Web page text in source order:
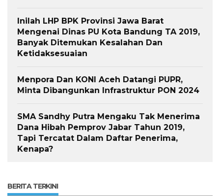
Inilah LHP BPK Provinsi Jawa Barat
Mengenai Dinas PU Kota Bandung TA 2019,
Banyak Ditemukan Kesalahan Dan
Ketidaksesuaian
Menpora Dan KONI Aceh Datangi PUPR,
Minta Dibangunkan Infrastruktur PON 2024
SMA Sandhy Putra Mengaku Tak Menerima
Dana Hibah Pemprov Jabar Tahun 2019,
Tapi Tercatat Dalam Daftar Penerima,
Kenapa?
BERITA TERKINI